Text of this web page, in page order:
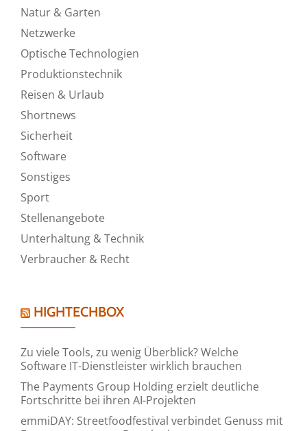
Natur & Garten
Netzwerke
Optische Technologien
Produktionstechnik
Reisen & Urlaub
Shortnews
Sicherheit
Software
Sonstiges
Sport
Stellenangebote
Unterhaltung & Technik
Verbraucher & Recht
HIGHTECHBOX
Zu viele Tools, zu wenig Überblick? Welche
Software IT-Dienstleister wirklich brauchen
The Payments Group Holding erzielt deutliche
Fortschritte bei ihren AI-Projekten
emmiDAY: Streetfoodfestival verbindet Genuss mit